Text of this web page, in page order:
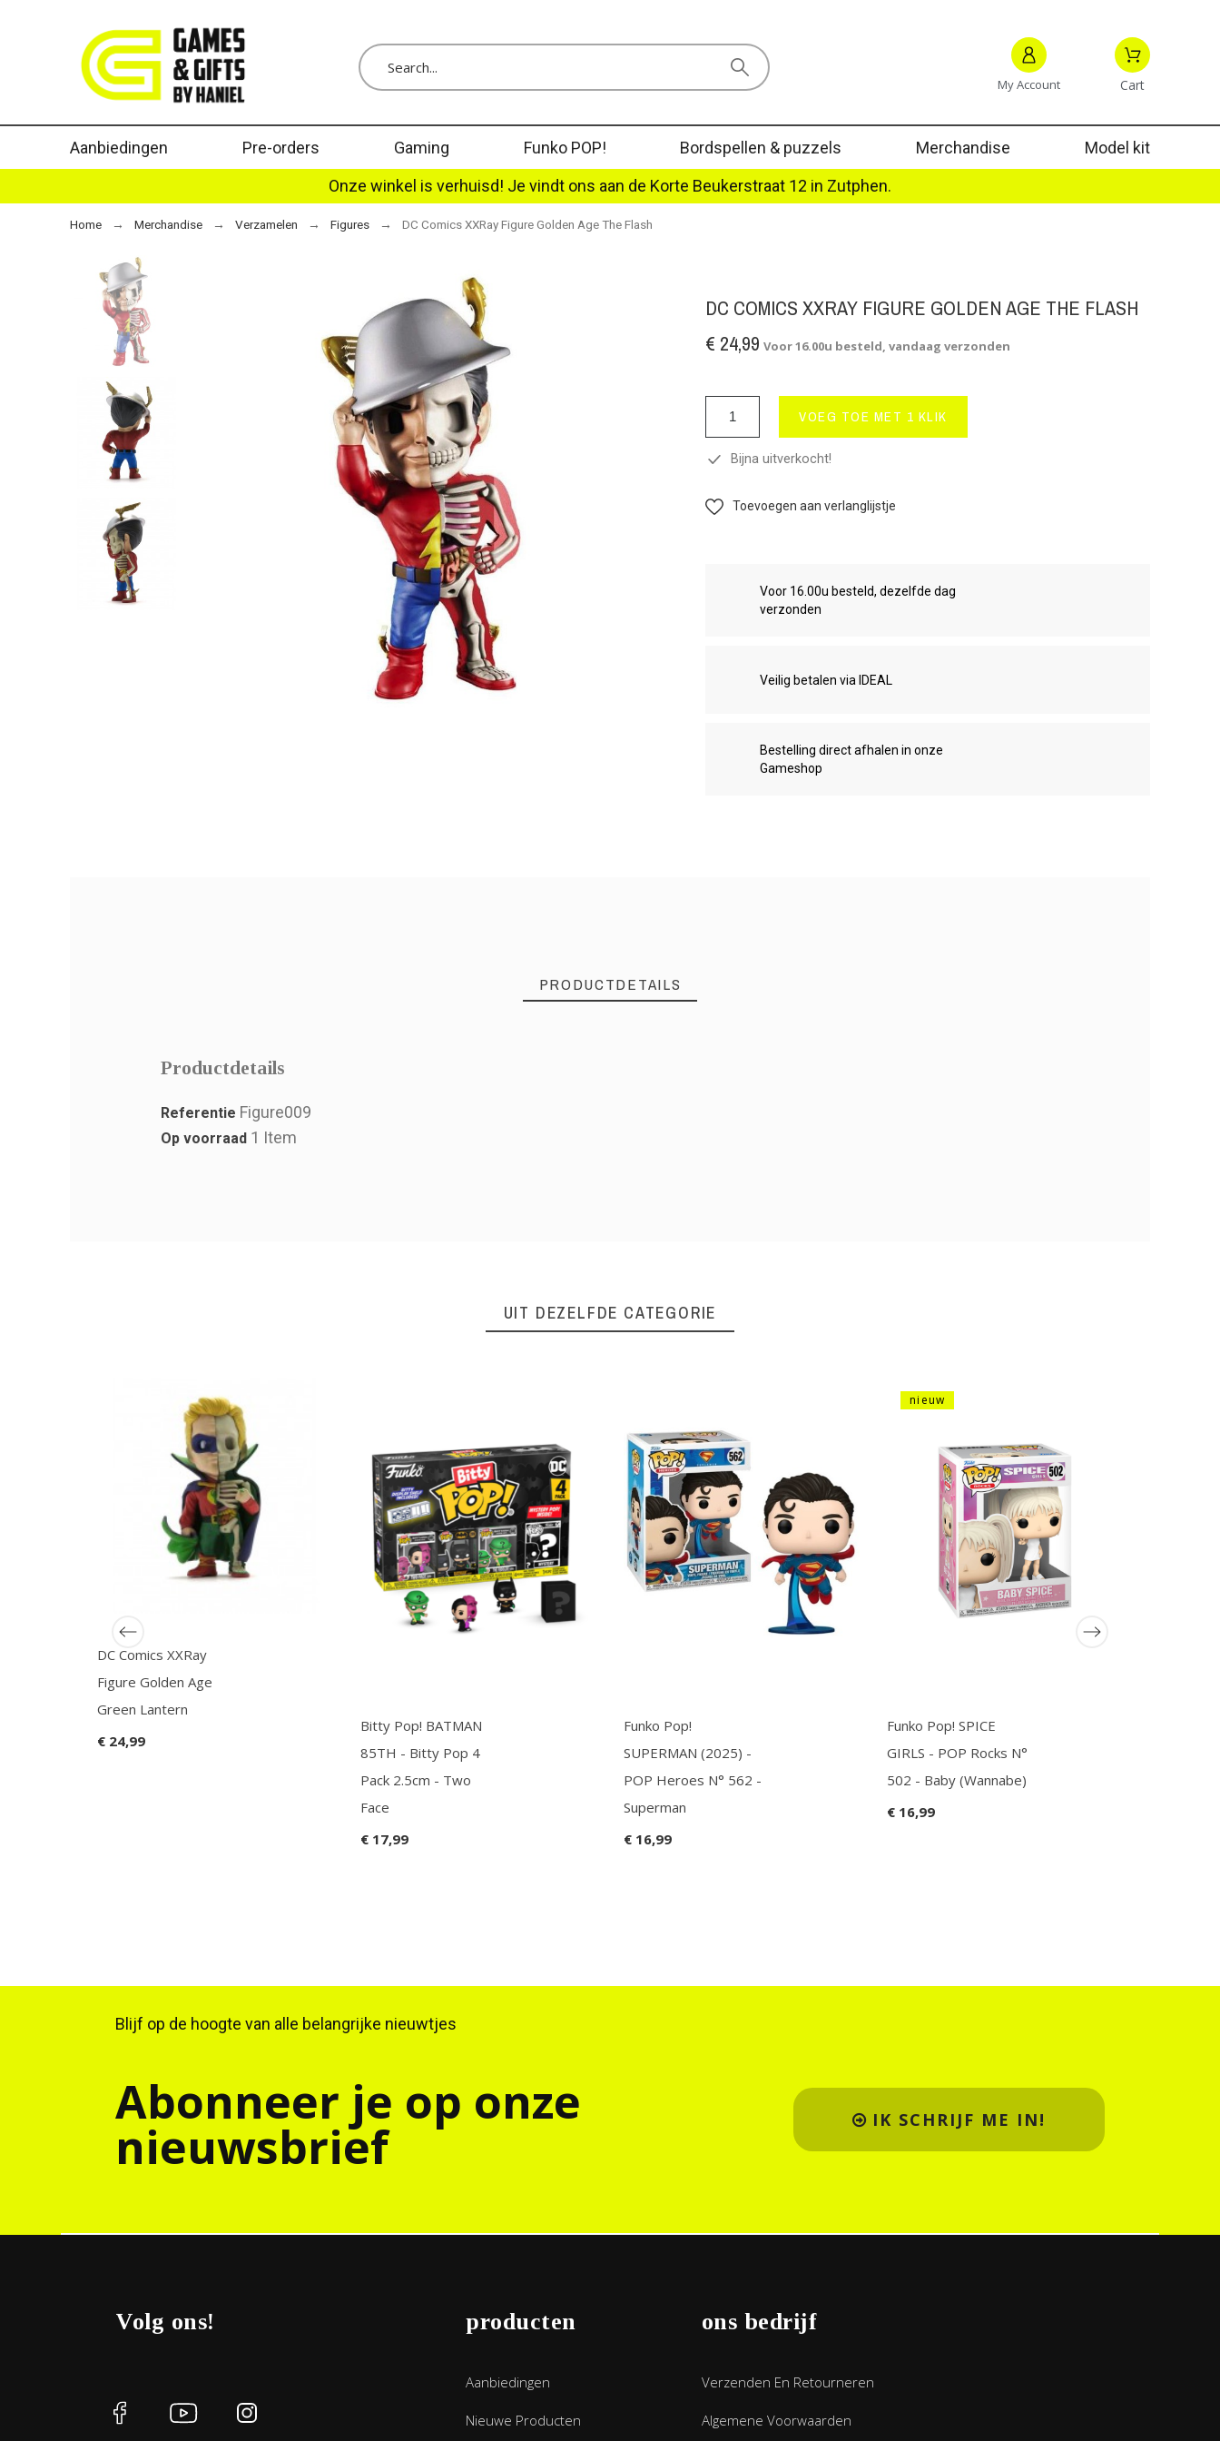
My Account Cart
Aanbiedingen Pre-orders Gaming Funko POP! Bordspellen & puzzels Merchandise
Model kit
Onze winkel is verhuisd! Je vindt ons aan de Korte Beukerstraat 12 in Zutphen.
Home Merchandise Verzamelen Figures DC Comics XXRay Figure Golden Age The Flash
DC COMICS XXRAY FIGURE GOLDEN AGE THE FLASH
€ 24,99 Voor 16.00u besteld, vandaag verzonden
VOEG TOE MET 1 KLIK
Bijna uitverkocht!
Toevoegen aan verlanglijstje
Voor 16.00u besteld, dezelfde dag
verzonden
Veilig betalen via IDEAL
Bestelling direct afhalen in onze
Gameshop
PRODUCTDETAILS
Productdetails
Referentie Figure009
Op voorraad 1 Item
UIT DEZELFDE CATEGORIE
DC Comics XXRay
Figure Golden Age
Green Lantern
€ 24,99
Bitty Pop! BATMAN
85TH - Bitty Pop 4
Pack 2.5cm - Two
Face
€ 17,99
Funko Pop!
SUPERMAN (2025) -
POP Heroes N° 562 -
Superman
€ 16,99
Funko Pop! SPICE
GIRLS - POP Rocks N°
502 - Baby (Wannabe)
€ 16,99
nieuw
Blijf op de hoogte van alle belangrijke nieuwtjes
Abonneer je op onze
nieuwsbrief IK SCHRIJF ME IN!
Volg ons! producten
Aanbiedingen
Nieuwe Producten
ons bedrijf
Verzenden En Retourneren
Algemene Voorwaarden